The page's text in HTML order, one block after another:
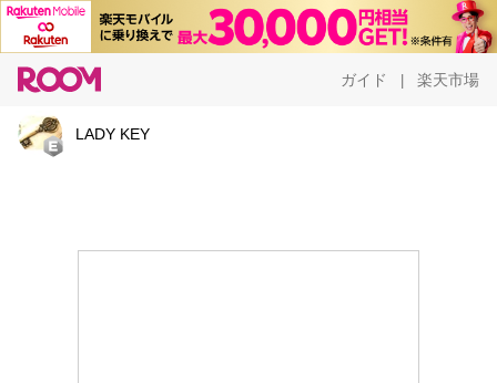
ガイド 楽天市場
LADY KEY